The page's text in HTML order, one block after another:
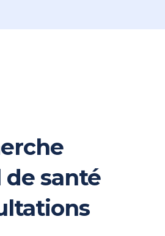
de santé